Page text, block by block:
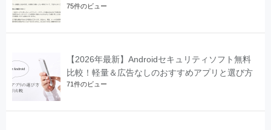
75件のビュー
【2026年最新】Androidセキュリティソフト無料
比較！軽量＆広告なしのおすすめアプリと選び方
71件のビュー